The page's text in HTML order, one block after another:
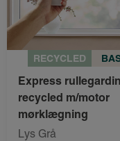
RECYCLED
Express rullegardin
recycled m/motor
mørklægning
Lys Grå